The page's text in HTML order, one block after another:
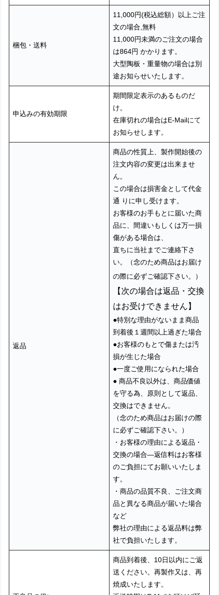
梱包・送料
11,000円(税込総額）以上ご注
文の場合,無料
11,000円未満のご注文の場合
は864円 かかります。
大型陶板・重量物の場合は別
途お知らせいたします。
申込みの有効期限
期間限定表示のあるものだ
け。
在庫切れの場合はE-Mailにて
お知らせします。
返品
商品の性質上、製作開始後の
注文内容の変更は出来ませ
ん。
この場合は損害金として代金
通 りに申し受けます。
お客様のお手もとに届いた商
品に、間違いもしくは万一損
傷がある場合は、
直ちに当社までご連絡下さ
い。（念のため商品はお届け
の際に必ずご確認下さい。）
【次の場合は返品・交換
はお受けできません】
●特別な理由がないまま商品
到着後１週間以上過ぎた場合
●お客様のもとで傷または汚
損が生じた場合
●一度ご使用になられた場合
● 商品不良以外は、商品価値
を守る為、原則として返品、
交換はできません。
（念のため商品はお届けの際
に必ずご確認下さい。）
・お客様の理由による返品・
交換の場合―返信料はお客様
のご負担にてお願いいたしま
す。
・商品の品質不良、ご注文商
品と異なる商品が届いた場合
など
弊社の理由による返品料は弊
社で負担いたします。
商品到着後、10日以内にご返
送ください。再製作又は、再
焼成いたします。